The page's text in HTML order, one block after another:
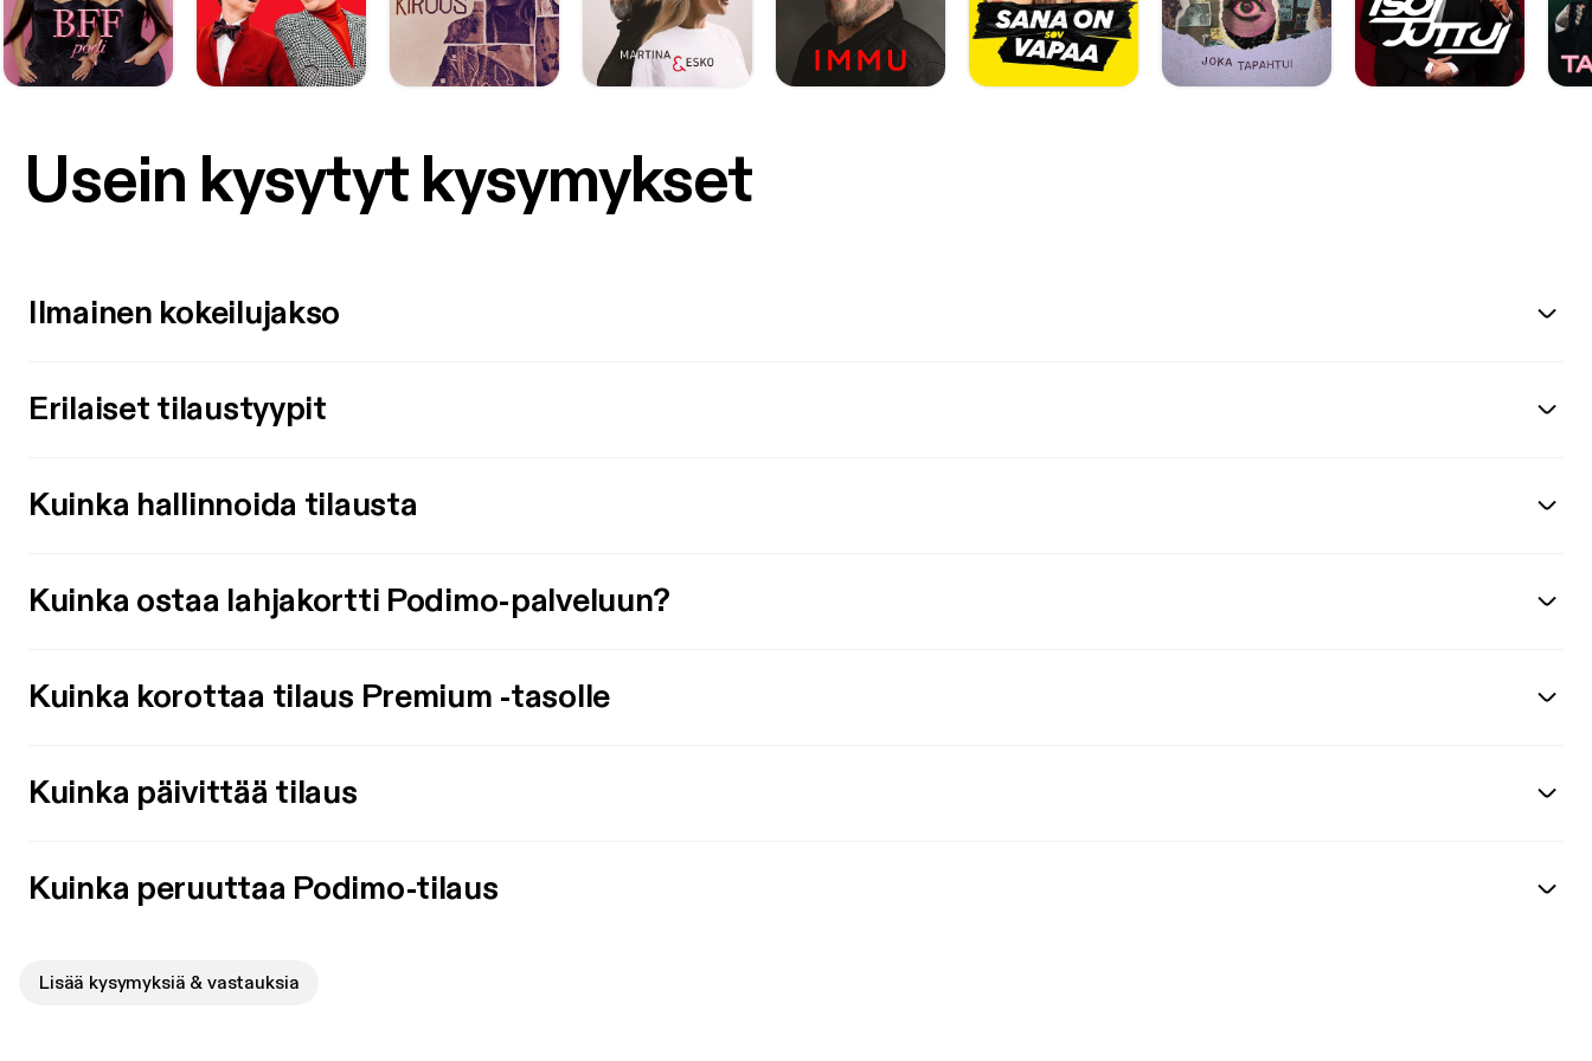
Usein kysytyt kysymykset
Ilmainen kokeilujakso
Erilaiset tilaustyypit
Kuinka hallinnoida tilausta
Kuinka ostaa lahjakortti Podimo-palveluun?
Kuinka korottaa tilaus Premium -tasolle
Kuinka päivittää tilaus
Kuinka peruuttaa Podimo-tilaus
Lisää kysymyksiä & vastauksia